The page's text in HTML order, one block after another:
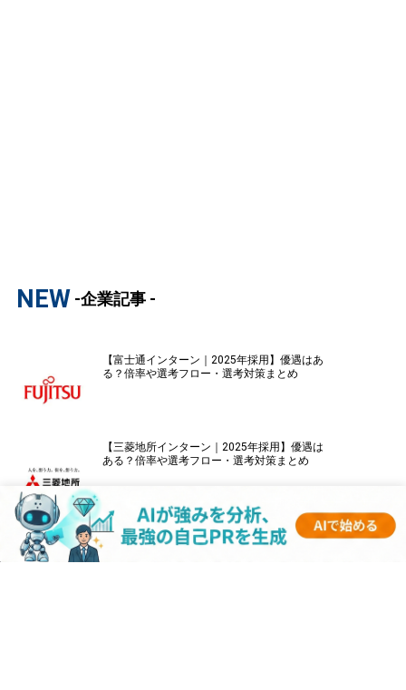
NEW -企業記事 -
【富士通インターン｜2025年採用】優遇はあ
る？倍率や選考フロー・選考対策まとめ
【三菱地所インターン｜2025年採用】優遇は
ある？倍率や選考フロー・選考対策まとめ
【パナソニックインターン｜2025年採用】優
遇はある？倍率や選考フロー・選考対策まと